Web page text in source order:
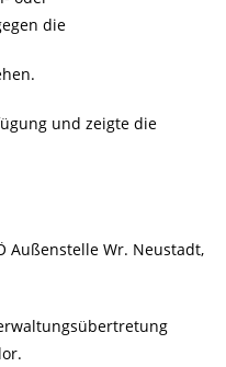
die
und zeigte die
Außenstelle Wr. Neustadt,